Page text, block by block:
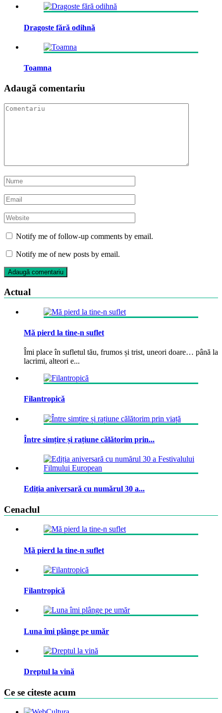
Dragoste fără odihnă
Toamna
Adaugă comentariu
Notify me of follow-up comments by email.
Notify me of new posts by email.
Actual
Mă pierd la tine-n suflet
Îmi place în sufletul tău, frumos și trist, uneori doare… până la
lacrimi, alteori e...
Filantropică
Între simțire și rațiune călătorim prin...
Ediția aniversară cu numărul 30 a...
Cenaclul
Mă pierd la tine-n suflet
Filantropică
Luna îmi plânge pe umăr
Dreptul la vină
Ce se citeste acum